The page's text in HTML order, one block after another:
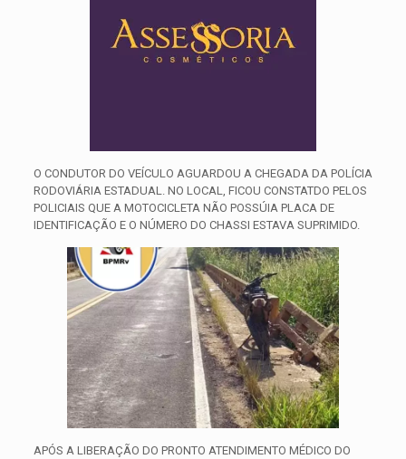
O CONDUTOR DO VEÍCULO AGUARDOU A CHEGADA DA POLÍCIA
RODOVIÁRIA ESTADUAL. NO LOCAL, FICOU CONSTATDO PELOS
POLICIAIS QUE A MOTOCICLETA NÃO POSSÚIA PLACA DE
IDENTIFICAÇÃO E O NÚMERO DO CHASSI ESTAVA SUPRIMIDO.
APÓS A LIBERAÇÃO DO PRONTO ATENDIMENTO MÉDICO DO